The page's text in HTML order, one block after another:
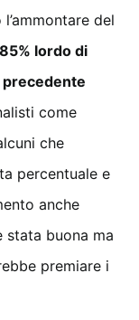
del
lordo di
come
che
percentuale e
anche
stata buona ma
premiare i